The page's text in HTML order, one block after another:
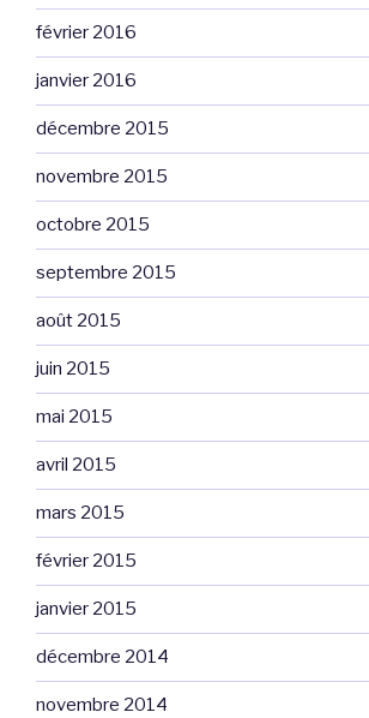
février 2016
janvier 2016
décembre 2015
novembre 2015
octobre 2015
septembre 2015
août 2015
juin 2015
mai 2015
avril 2015
mars 2015
février 2015
janvier 2015
décembre 2014
novembre 2014